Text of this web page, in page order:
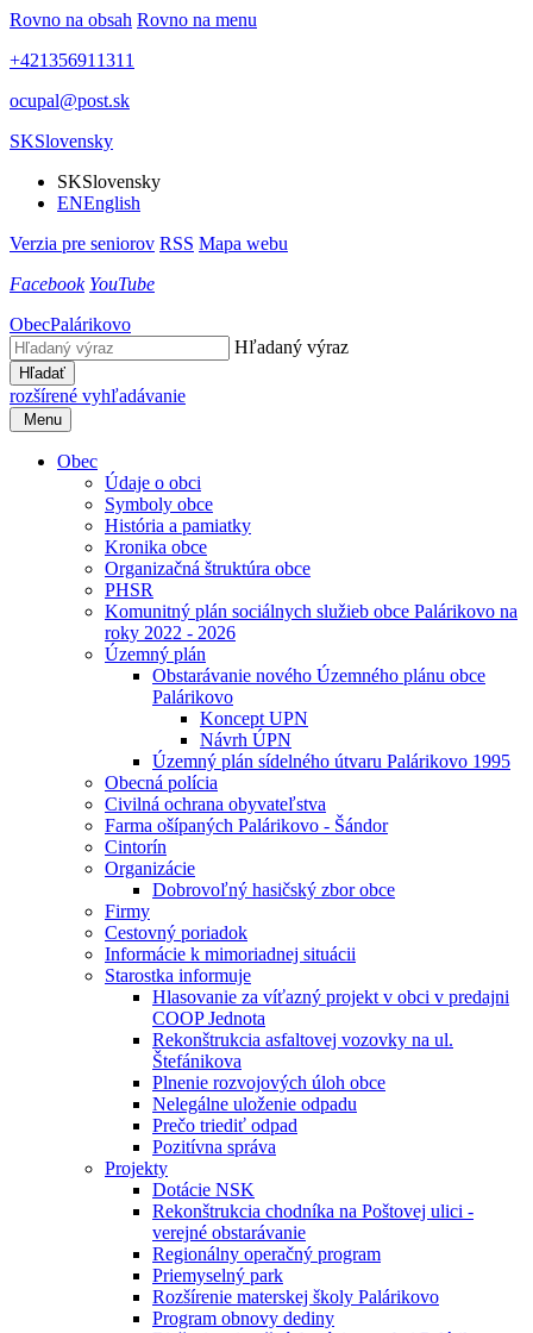
Rovno na obsah Rovno na menu
+421356911311
ocupal@post.sk
SKSlovensky
SKSlovensky
ENEnglish
Verzia pre seniorov RSS Mapa webu
Facebook YouTube
ObecPalárikovo
Hľadaný výraz
Hľadať
rozšírené vyhľadávanie
Menu
Obec
Údaje o obci
Symboly obce
História a pamiatky
Kronika obce
Organizačná štruktúra obce
PHSR
Komunitný plán sociálnych služieb obce Palárikovo na
roky 2022 - 2026
Územný plán
Obstarávanie nového Územného plánu obce
Palárikovo
Koncept UPN
Návrh ÚPN
Územný plán sídelného útvaru Palárikovo 1995
Obecná polícia
Civilná ochrana obyvateľstva
Farma ošípaných Palárikovo - Šándor
Cintorín
Organizácie
Dobrovoľný hasičský zbor obce
Firmy
Cestovný poriadok
Informácie k mimoriadnej situácii
Starostka informuje
Hlasovanie za víťazný projekt v obci v predajni
COOP Jednota
Rekonštrukcia asfaltovej vozovky na ul.
Štefánikova
Plnenie rozvojových úloh obce
Nelegálne uloženie odpadu
Prečo triediť odpad
Pozitívna správa
Projekty
Dotácie NSK
Rekonštrukcia chodníka na Poštovej ulici -
verejné obstarávanie
Regionálny operačný program
Priemyselný park
Rozšírenie materskej školy Palárikovo
Program obnovy dediny